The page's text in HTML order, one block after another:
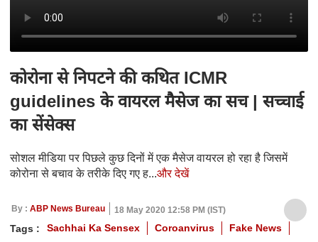
कोरोना से निपटने की कथित ICMR
guidelines के वायरल मैसेज का सच | सच्चाई
का सेंसेक्स
सोशल मीडिया पर पिछले कुछ दिनों में एक मैसेज वायरल हो रहा है जिसमें
कोरोना से बचाव के तरीके दिए गए ह...और देखें
By : ABP News Bureau 18 May 2020 12:58 PM (IST)
Tags : Sachhai Ka Sensex Coroanvirus
Fake News